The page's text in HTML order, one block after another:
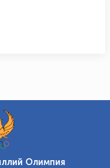
Олимпия